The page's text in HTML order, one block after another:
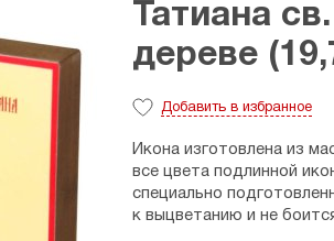
Татиана
дереве
Добавить в избранное
Икона изготовлена из
все цвета подлинной
специально
к выцветанию и не